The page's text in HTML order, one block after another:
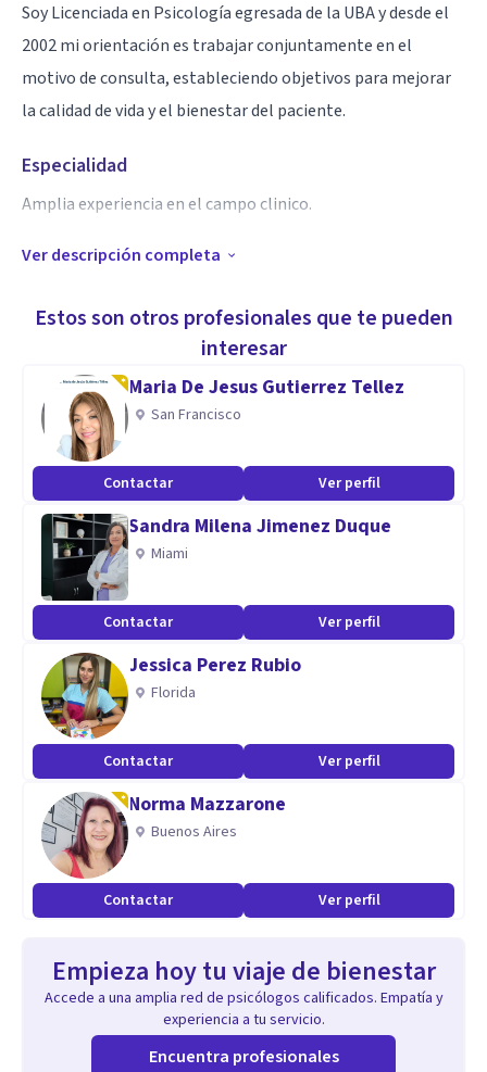
Soy Licenciada en Psicología egresada de la UBA y desde el
2002 mi orientación es trabajar conjuntamente en el
motivo de consulta, estableciendo objetivos para mejorar
la calidad de vida y el bienestar del paciente.
Especialidad
Amplia experiencia en el campo clinico.
Aptitudes
Ver descripción completa
Estos son otros profesionales que te pueden
interesar
Maria De Jesus Gutierrez Tellez
San Francisco
Contactar Ver perfil
Sandra Milena Jimenez Duque
Miami
Contactar Ver perfil
Jessica Perez Rubio
Florida
Contactar Ver perfil
Norma Mazzarone
Buenos Aires
Contactar Ver perfil
Empieza hoy tu viaje de bienestar
Accede a una amplia red de psicólogos calificados. Empatía y
experiencia a tu servicio.
Encuentra profesionales